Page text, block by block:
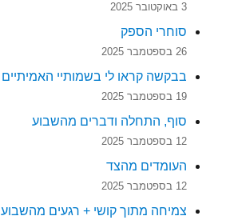
3 באוקטובר 2025
סוחרי הספק
26 בספטמבר 2025
בבקשה קראו לי בשמותיי האמיתיים
19 בספטמבר 2025
סוף, התחלה ודברים מהשבוע
12 בספטמבר 2025
העומדים מהצד
12 בספטמבר 2025
צמיחה מתוך קושי + רגעים מהשבוע